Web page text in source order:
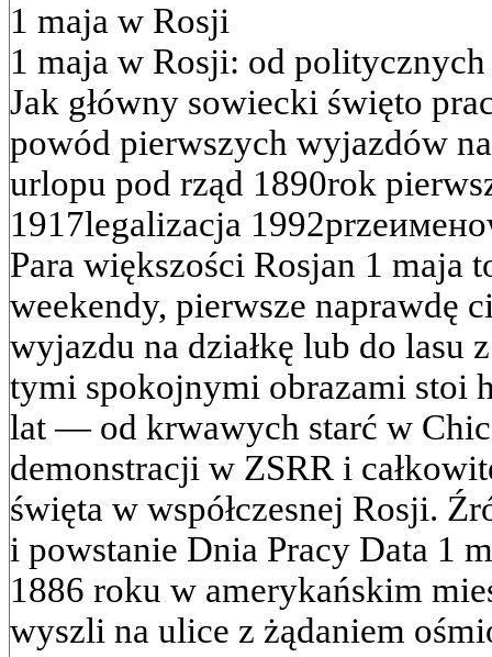
1 maja w Rosji
1 maja w Rosji: od politycznych
Jak główny sowiecki święto
powód pierwszych wyjazdów
urlopu pod rząd 1890rok
1917legalizacja
Para większości Rosjan 1 maja
weekendy, pierwsze naprawdę
wyjazdu na działkę lub do lasu
tymi spokojnymi obrazami stoi
lat — od krwawych starć w
demonstracji w ZSRR i
święta w współczesnej Rosji.
i powstanie Dnia Pracy Data 1
1886 roku w amerykańskim
wyszli na ulice z żądaniem